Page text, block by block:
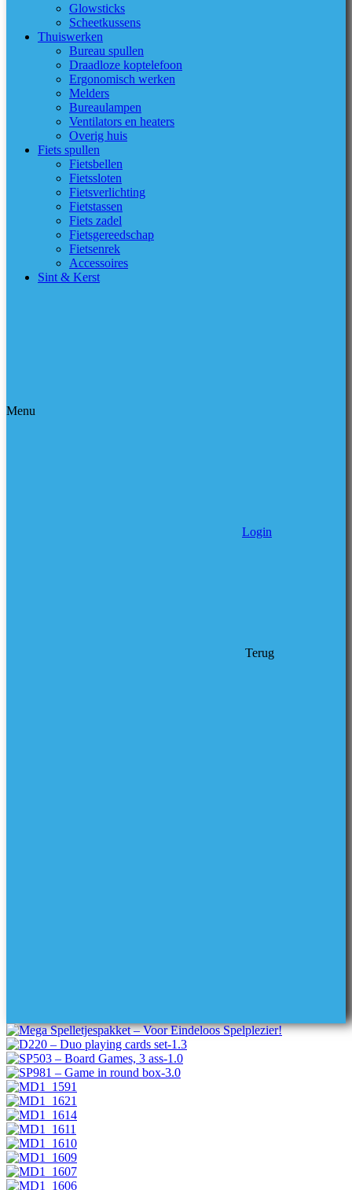
Glowsticks
Scheetkussens
Thuiswerken
Bureau spullen
Draadloze koptelefoon
Ergonomisch werken
Melders
Bureaulampen
Ventilators en heaters
Overig huis
Fiets spullen
Fietsbellen
Fietssloten
Fietsverlichting
Fietstassen
Fiets zadel
Fietsgereedschap
Fietsenrek
Accessoires
Sint & Kerst
Menu
Login
Terug